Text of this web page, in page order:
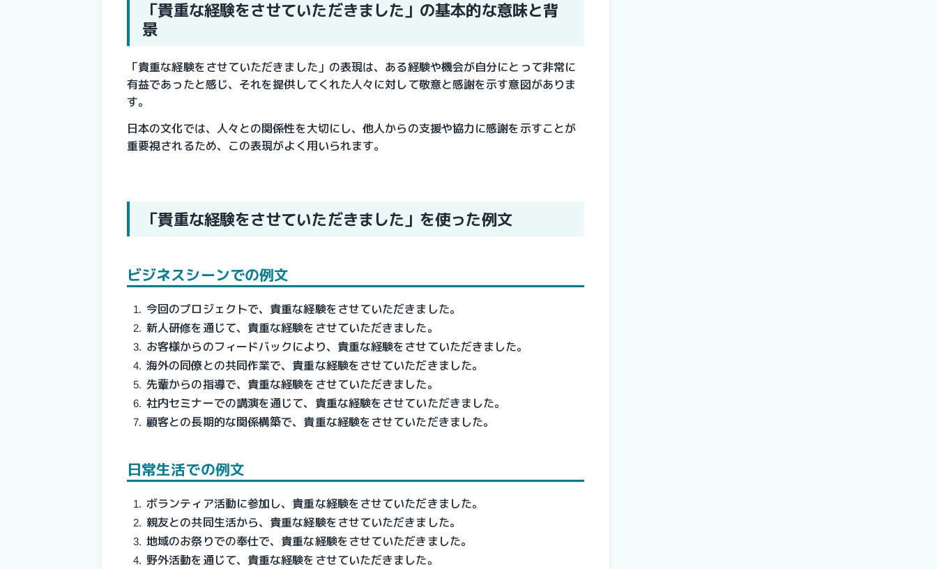
「貴重な経験をさせていただきました」の基本的な意味と背
景
「貴重な経験をさせていただきました」の表現は、ある経験や機会が自分にとって非常に
有益であったと感じ、それを提供してくれた人々に対して敬意と感謝を示す意図がありま
す。
日本の文化では、人々との関係性を大切にし、他人からの支援や協力に感謝を示すことが
重要視されるため、この表現がよく用いられます。
「貴重な経験をさせていただきました」を使った例文
ビジネスシーンでの例文
今回のプロジェクトで、貴重な経験をさせていただきました。
新人研修を通じて、貴重な経験をさせていただきました。
お客様からのフィードバックにより、貴重な経験をさせていただきました。
海外の同僚との共同作業で、貴重な経験をさせていただきました。
先輩からの指導で、貴重な経験をさせていただきました。
社内セミナーでの講演を通じて、貴重な経験をさせていただきました。
顧客との長期的な関係構築で、貴重な経験をさせていただきました。
日常生活での例文
ボランティア活動に参加し、貴重な経験をさせていただきました。
親友との共同生活から、貴重な経験をさせていただきました。
地域のお祭りでの奉仕で、貴重な経験をさせていただきました。
野外活動を通じて、貴重な経験をさせていただきました。